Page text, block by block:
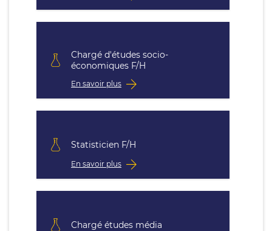
Chargé d'études socio-
économiques F/H
En savoir plus
Statisticien F/H
En savoir plus
Chargé études média